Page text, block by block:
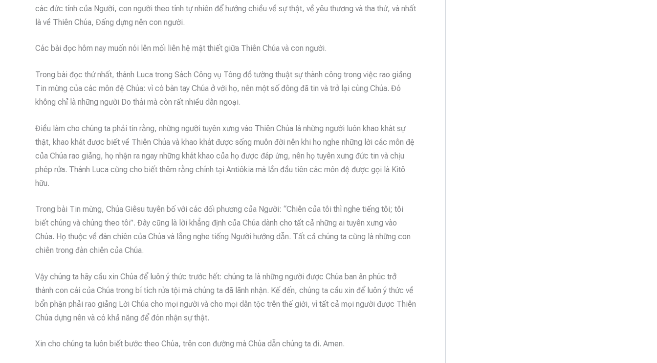
các đức tính của Người, con người theo tính tự nhiên để hướng chiều về sự thật, về yêu thương và tha thứ, và nhất
là về Thiên Chúa, Đấng dựng nên con người.
Các bài đọc hôm nay muốn nói lên mối liên hệ mật thiết giữa Thiên Chúa và con người.
Trong bài đọc thứ nhất, thánh Luca trong Sách Công vụ Tông đồ tường thuật sự thành công trong việc rao giảng
Tin mừng của các môn đệ Chúa: vì có bàn tay Chúa ở với họ, nên một số đông đã tin và trở lại cùng Chúa. Đó
không chỉ là những người Do thái mà còn rất nhiều dân ngoại.
Điều làm cho chúng ta phải tin rằng, những người tuyên xưng vào Thiên Chúa là những người luôn khao khát sự
thật, khao khát được biết về Thiên Chúa và khao khát được sống muôn đời nên khi họ nghe những lời các môn đệ
của Chúa rao giảng, họ nhận ra ngay những khát khao của họ được đáp ứng, nên họ tuyên xưng đức tin và chịu
phép rửa. Thánh Luca cũng cho biết thêm rằng chính tại Antiôkia mà lần đầu tiên các môn đệ được gọi là Kitô
hữu.
Trong bài Tin mừng, Chúa Giêsu tuyên bố với các đối phương của Người: “Chiên của tôi thì nghe tiếng tôi; tôi
biết chúng và chúng theo tôi”. Đây cũng là lời khẳng định của Chúa dành cho tất cả những ai tuyên xưng vào
Chúa. Họ thuộc về đàn chiên của Chúa và lắng nghe tiếng Người hướng dẫn. Tất cả chúng ta cũng là những con
chiên trong đàn chiên của Chúa.
Vậy chúng ta hãy cầu xin Chúa để luôn ý thức trước hết: chúng ta là những người được Chúa ban ân phúc trở
thành con cái của Chúa trong bí tích rửa tội mà chúng ta đã lãnh nhận. Kế đến, chúng ta cầu xin để luôn ý thức về
bổn phận phải rao giảng Lời Chúa cho mọi người và cho mọi dân tộc trên thế giới, vì tất cả mọi người được Thiên
Chúa dựng nên và có khả năng để đón nhận sự thật.
Xin cho chúng ta luôn biết bước theo Chúa, trên con đường mà Chúa dẫn chúng ta đi. Amen.